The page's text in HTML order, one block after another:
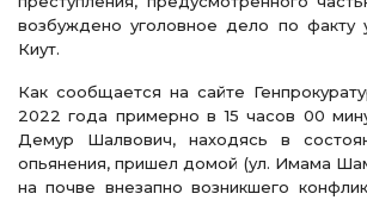
возбуждено уголовное дело по факту
Киут.
Как сообщается на сайте
2022 года примерно в 15 часов 00
Демур Шалвович, находясь в
опьянения, пришел домой (ул. Имама
на почве внезапно возникшего